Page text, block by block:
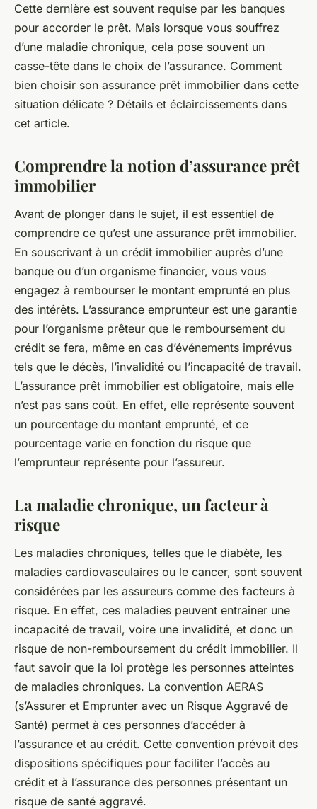
Cette dernière est souvent requise par les banques
pour accorder le prêt. Mais lorsque vous souffrez
d’une maladie chronique, cela pose souvent un
casse-tête dans le choix de l’assurance. Comment
bien choisir son assurance prêt immobilier dans cette
situation délicate ? Détails et éclaircissements dans
cet article.
Comprendre la notion d’assurance prêt
immobilier
Avant de plonger dans le sujet, il est essentiel de
comprendre ce qu’est une assurance prêt immobilier.
En souscrivant à un crédit immobilier auprès d’une
banque ou d’un organisme financier, vous vous
engagez à rembourser le montant emprunté en plus
des intérêts. L’assurance emprunteur est une garantie
pour l’organisme prêteur que le remboursement du
crédit se fera, même en cas d’événements imprévus
tels que le décès, l’invalidité ou l’incapacité de travail.
L’assurance prêt immobilier est obligatoire, mais elle
n’est pas sans coût. En effet, elle représente souvent
un pourcentage du montant emprunté, et ce
pourcentage varie en fonction du risque que
l’emprunteur représente pour l’assureur.
La maladie chronique, un facteur à
risque
Les maladies chroniques, telles que le diabète, les
maladies cardiovasculaires ou le cancer, sont souvent
considérées par les assureurs comme des facteurs à
risque. En effet, ces maladies peuvent entraîner une
incapacité de travail, voire une invalidité, et donc un
risque de non-remboursement du crédit immobilier. Il
faut savoir que la loi protège les personnes atteintes
de maladies chroniques. La convention AERAS
(s’Assurer et Emprunter avec un Risque Aggravé de
Santé) permet à ces personnes d’accéder à
l’assurance et au crédit. Cette convention prévoit des
dispositions spécifiques pour faciliter l’accès au
crédit et à l’assurance des personnes présentant un
risque de santé aggravé.